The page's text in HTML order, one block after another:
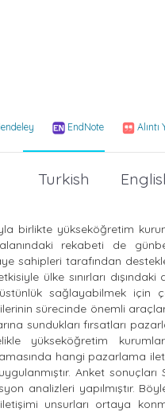
EndNote Alıntı
Turkish
birlikte yükseköğretim
rekabeti de
sahipleri tarafından
ülke sınırları dışındaki
sağlayabilmek için
sürecinde önemli
sundukları fırsatları
yükseköğretim
hangi pazarlama
Anket sonuçları
analizleri yapılmıştır.
unsurları ortaya